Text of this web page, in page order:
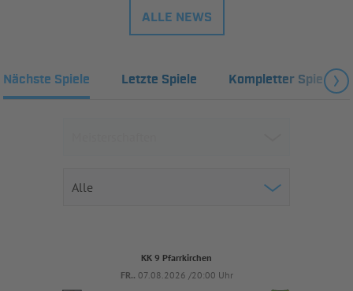
ALLE NEWS
Nächste Spiele Letzte Spiele Kompletter Spielplan
KK 9 Pfarrkirchen
FR.. 07.08.2026 /20:00 Uhr